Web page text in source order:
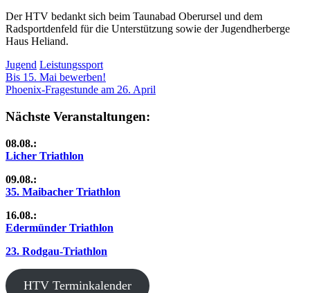
Der HTV bedankt sich beim Taunabad Oberursel und dem
Radsportdenfeld für die Unterstützung sowie der Jugendherberge
Haus Heliand.
Jugend Leistungssport
Beitragsnavigation
Vorheriger
Beitrag:
Bis 15. Mai bewerben!
Nächster
Phoenix-Fragestunde am 26. April
Nächste Veranstaltungen:
08.08.:
Licher Triathlon
09.08.:
35. Maibacher Triathlon
16.08.:
Edermünder Triathlon
23. Rodgau-Triathlon
HTV Terminkalender